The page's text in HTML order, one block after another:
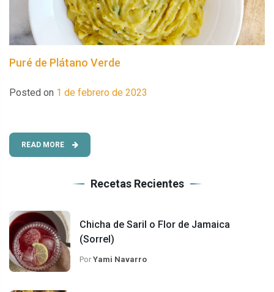
Puré de Plátano Verde
Posted on 1 de febrero de 2023
READ MORE
Recetas Recientes
Chicha de Saril o Flor de Jamaica
(Sorrel)
Por Yami Navarro